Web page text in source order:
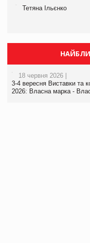
Тетяна Ільєнко
18 червня 2026 |
3-4 вересня Виставки та
2026: Власна марка -